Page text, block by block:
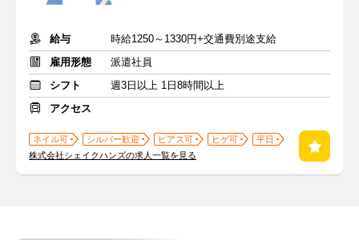
給与
時給1250～1330円+交通費別途支給
雇用形態
派遣社員
シフト
週3日以上 1日8時間以上
アクセス
ネイル可 シルバー歓迎 ピアス可 ヒゲ可
平日
株式会社シェイクハンズの求人一覧を見る